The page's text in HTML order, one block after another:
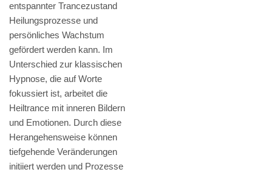
entspannter Trancezustand
Heilungsprozesse und
persönliches Wachstum
gefördert werden kann. Im
Unterschied zur klassischen
Hypnose, die auf Worte
fokussiert ist, arbeitet die
Heiltrance mit inneren Bildern
und Emotionen. Durch diese
Herangehensweise können
tiefgehende Veränderungen
initiiert werden und Prozesse